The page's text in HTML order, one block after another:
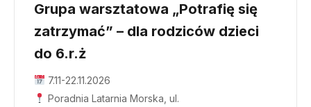
Grupa warsztatowa „Potrafię się
zatrzymać” – dla rodziców dzieci
do 6.r.ż
7.11-22.11.2026
Poradnia Latarnia Morska, ul.